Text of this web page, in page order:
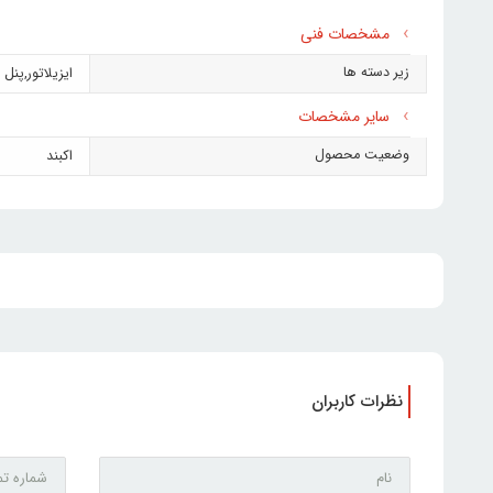
مشخصات فنی
زیر دسته ها ایزیلاتور,
سایر مشخصات
وضعیت محصول اکبند
نظرات کاربران